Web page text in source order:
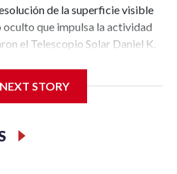
de la superficie visible
oculto que impulsa la actividad
el Telescopio Solar Daniel K.
detalle una zona
puntos calientes de
y los videos en cámara rápida
STORY